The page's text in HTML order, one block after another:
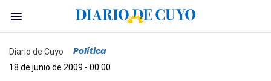
Diario de Cuyo Política
18 de junio de 2009 - 00:00